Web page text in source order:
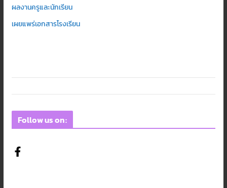
ผลงานครูและนักเรียน
เผยแพร่เอกสารโรงเรียน
Follow us on: